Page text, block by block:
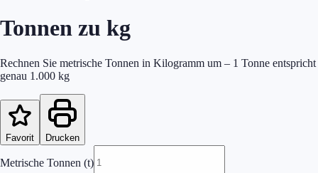
Tonnen zu kg
Rechnen Sie metrische Tonnen in Kilogramm um – 1 Tonne entspricht
genau 1.000 kg
Favorit Drucken
Metrische Tonnen (t)